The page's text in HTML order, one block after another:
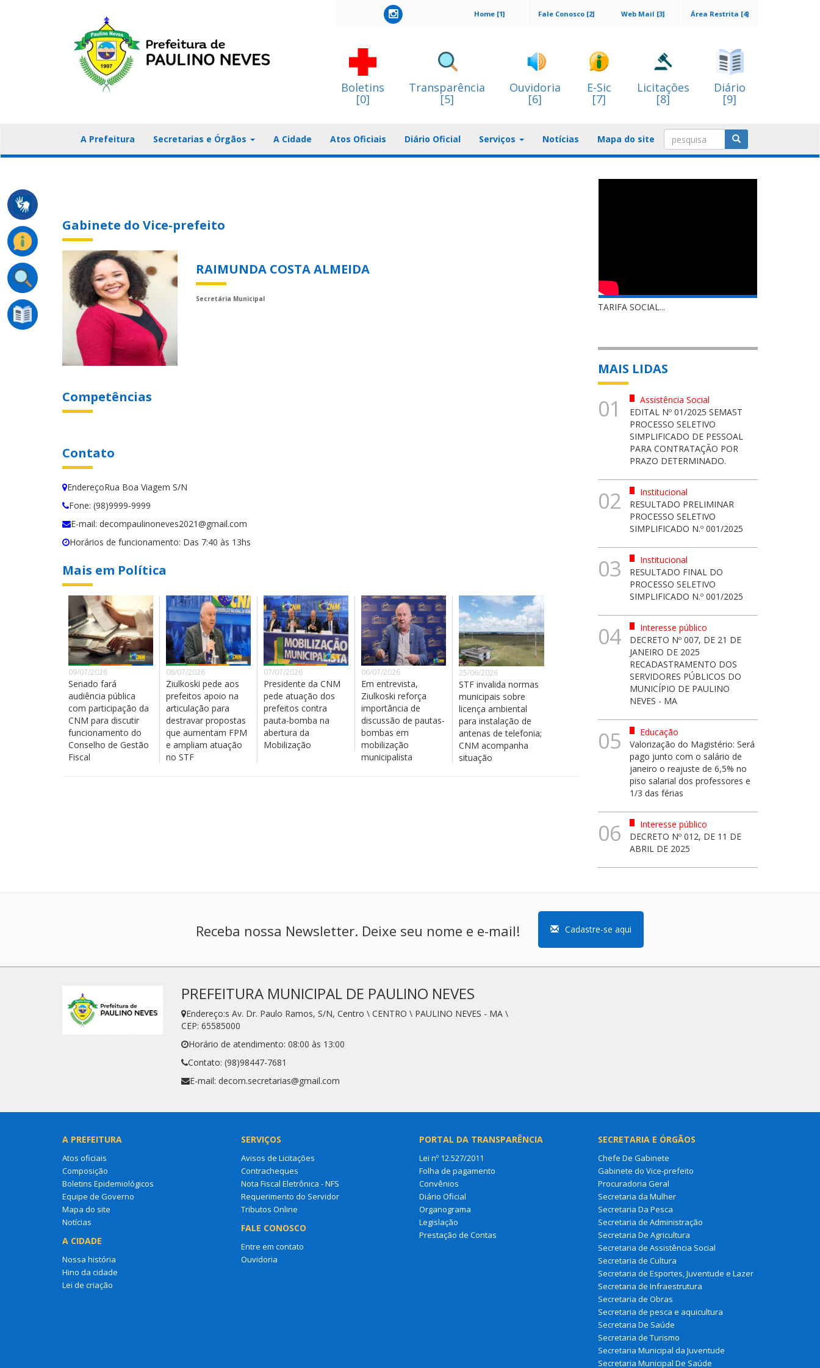
Área Restrita [4]
Web Mail [3]
Fale Conosco [2]
Home [1]
Boletins
[0]
Transparência
[5]
Ouvidoria
[6]
E-Sic
[7]
Licitações
[8]
Diário
[9]
A Prefeitura Secretarias e Órgãos A Cidade Atos Oficiais Diário Oficial Serviços Notícias Mapa do site
Gabinete do Vice-prefeito
RAIMUNDA COSTA ALMEIDA
Secretária Municipal
Competências
Contato
EndereçoRua Boa Viagem S/N
Fone: (98)9999-9999
E-mail: decompaulinoneves2021@gmail.com
Horários de funcionamento: Das 7:40 às 13hs
Mais em Política
09/07/2026
Senado fará
audiência pública
com participação da
CNM para discutir
funcionamento do
Conselho de Gestão
Fiscal
08/07/2026
Ziulkoski pede aos
prefeitos apoio na
articulação para
destravar propostas
que aumentam FPM
e ampliam atuação
no STF
07/07/2026
Presidente da CNM
pede atuação dos
prefeitos contra
pauta-bomba na
abertura da
Mobilização
06/07/2026
Em entrevista,
Ziulkoski reforça
importância de
discussão de pautas-
bombas em
mobilização
municipalista
25/06/2026
STF invalida normas
municipais sobre
licença ambiental
para instalação de
antenas de telefonia;
CNM acompanha
situação
TARIFA SOCIAL...
MAIS LIDAS
01
Assistência Social
EDITAL Nº 01/2025 SEMAST
PROCESSO SELETIVO
SIMPLIFICADO DE PESSOAL
PARA CONTRATAÇÃO POR
PRAZO DETERMINADO.
02
Institucional
RESULTADO PRELIMINAR
PROCESSO SELETIVO
SIMPLIFICADO N.º 001/2025
03
Institucional
RESULTADO FINAL DO
PROCESSO SELETIVO
SIMPLIFICADO N.º 001/2025
04
Interesse público
DECRETO Nº 007, DE 21 DE
JANEIRO DE 2025
RECADASTRAMENTO DOS
SERVIDORES PÚBLICOS DO
MUNICÍPIO DE PAULINO
NEVES - MA
05
Educação
Valorização do Magistério: Será
pago junto com o salário de
janeiro o reajuste de 6,5% no
piso salarial dos professores e
1/3 das férias
06
Interesse público
DECRETO Nº 012, DE 11 DE
ABRIL DE 2025
Receba nossa Newsletter. Deixe seu nome e e-mail! Cadastre-se aqui
PREFEITURA MUNICIPAL DE PAULINO NEVES
Endereço:s Av. Dr. Paulo Ramos, S/N, Centro \ CENTRO \ PAULINO NEVES - MA \
CEP: 65585000
Horário de atendimento: 08:00 às 13:00
Contato: (98)98447-7681
E-mail: decom.secretarias@gmail.com
A PREFEITURA
Atos oficiais
Composição
Boletins Epidemiológicos
Equipe de Governo
Mapa do site
Notícias
A CIDADE
Nossa história
Hino da cidade
Lei de criação
SERVIÇOS
Avisos de Licitações
Contracheques
Nota Fiscal Eletrônica - NFS
Requerimento do Servidor
Tributos Online
FALE CONOSCO
Entre em contato
Ouvidoria
PORTAL DA TRANSPARÊNCIA
Lei nº 12.527/2011
Folha de pagamento
Convênios
Diário Oficial
Organograma
Legislação
Prestação de Contas
SECRETARIA E ÓRGÃOS
Chefe De Gabinete
Gabinete do Vice-prefeito
Procuradoria Geral
Secretaria da Mulher
Secretaria Da Pesca
Secretaria de Administração
Secretaria De Agricultura
Secretaria de Assistência Social
Secretaria de Cultura
Secretaria de Esportes, Juventude e Lazer
Secretaria de Infraestrutura
Secretaria de Obras
Secretaria de pesca e aquicultura
Secretaria De Saúde
Secretaria de Turismo
Secretaria Municipal da Juventude
Secretaria Municipal De Saúde